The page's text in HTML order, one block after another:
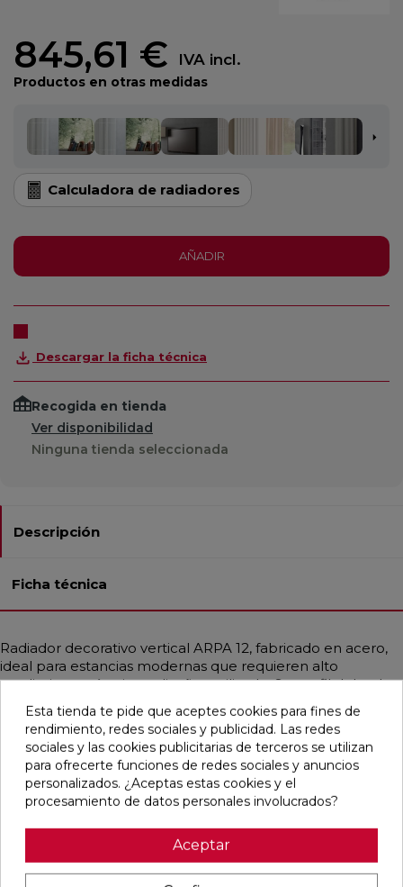
845,61 € IVA incl.
Productos en otras medidas
Calculadora de radiadores
AÑADIR
Descargar la ficha técnica
Recogida en tienda
Ver disponibilidad
Ninguna tienda seleccionada
Descripción
Ficha técnica
Radiador decorativo vertical ARPA 12, fabricado en acero,
ideal para estancias modernas que requieren alto
rendimiento térmico y diseño estilizado. Su perfil delgado
con tubos verticales de Ø12 mm y colectores de Ø30 mm
aporta ligereza visual y eficiencia. Compatible con
instalaciones de baja temperatura como calderas de
condensación o bombas de calor. Ofrece calor uniforme y
está disponible en diferentes medidas, con potencias de
hasta 3326 W. Incluye purgador, tapón ciego y soportes
del mismo color. Se puede personalizar en todos los
colores Irsap y RAL bajo pedido. Presión máx.: 10 bar.
Esta tienda te pide que aceptes cookies para fines de
rendimiento, redes sociales y publicidad. Las redes
sociales y las cookies publicitarias de terceros se utilizan
para ofrecerte funciones de redes sociales y anuncios
personalizados. ¿Aceptas estas cookies y el
procesamiento de datos personales involucrados?
Aceptar